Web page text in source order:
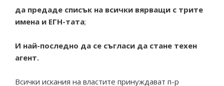
да предаде списък на всички вярващи с трите
имена и ЕГН-тата;
И най-последно да се съгласи да стане техен
агент.
Всички искания на властите принуждават п-р